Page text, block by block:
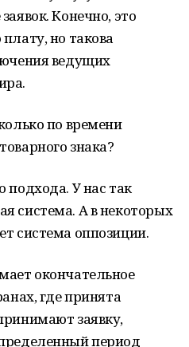
Конечно, это
но такова
ведущих
по времени
знака?
подхода. У нас так
система. А в некоторых
система оппозиции.
окончательное
где принята
заявку,
период